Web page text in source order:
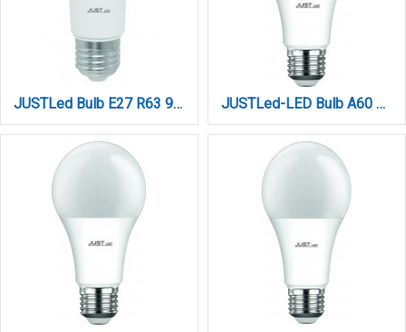
JUSTLed Bulb E27 R63 9Watt 900Lumen 4000K Φυσικό (B276309012) JUSTLed-LED Bulb A60 E27 10W 4000K Φυσικό (B276010012)